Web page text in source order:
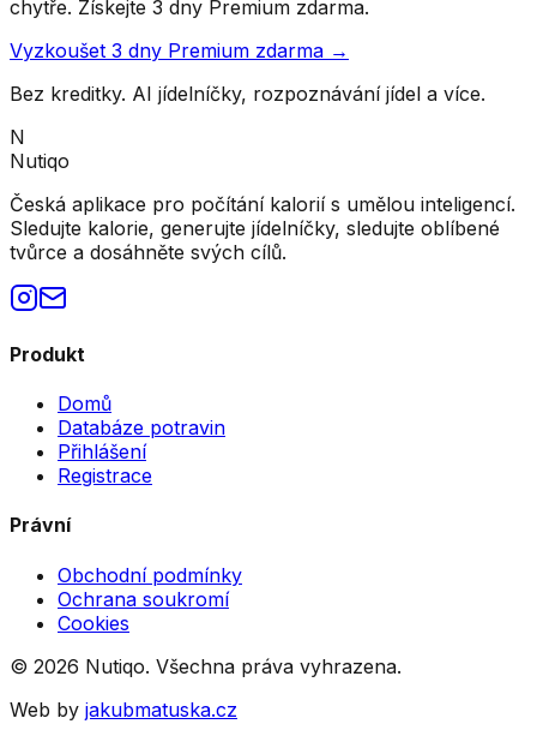
chytře. Získejte 3 dny Premium zdarma.
Vyzkoušet 3 dny Premium zdarma →
Bez kreditky. AI jídelníčky, rozpoznávání jídel a více.
N
Nutiqo
Česká aplikace pro počítání kalorií s umělou inteligencí.
Sledujte kalorie, generujte jídelníčky, sledujte oblíbené
tvůrce a dosáhněte svých cílů.
Produkt
Domů
Databáze potravin
Přihlášení
Registrace
Právní
Obchodní podmínky
Ochrana soukromí
Cookies
© 2026 Nutiqo. Všechna práva vyhrazena.
Web by jakubmatuska.cz